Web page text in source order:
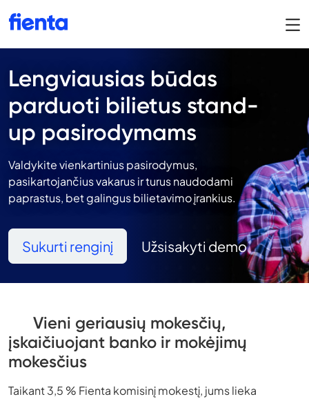
Lengviausias būdas
parduoti bilietus stand-
up pasirodymams
Valdykite vienkartinius pasirodymus,
pasikartojančius vakarus ir turus naudodami
paprastus, bet galingus bilietavimo įrankius.
Sukurti renginį Užsisakyti demo
Vieni geriausių mokesčių,
įskaičiuojant banko ir mokėjimų
mokesčius
Taikant 3,5 % Fienta komisinį mokestį, jums lieka